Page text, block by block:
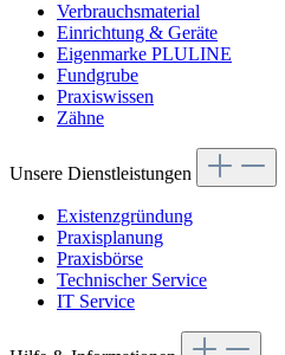
Verbrauchsmaterial
Einrichtung & Geräte
Eigenmarke PLULINE
Fundgrube
Praxiswissen
Zähne
Unsere Dienstleistungen
Existenzgründung
Praxisplanung
Praxisbörse
Technischer Service
IT Service